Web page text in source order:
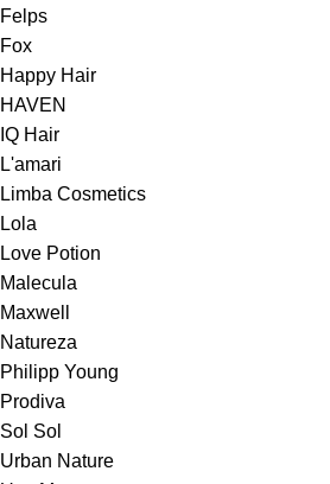
Felps
Fox
Happy Hair
HAVEN
IQ Hair
L'amari
Limba Cosmetics
Lola
Love Potion
Malecula
Maxwell
Natureza
Philipp Young
Prodiva
Sol Sol
Urban Nature